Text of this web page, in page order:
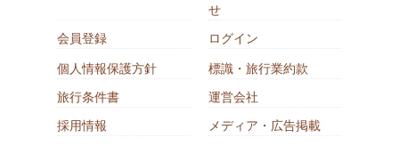
せ
会員登録
ログイン
個人情報保護方針
標識・旅行業約款
旅行条件書
運営会社
採用情報
メディア・広告掲載